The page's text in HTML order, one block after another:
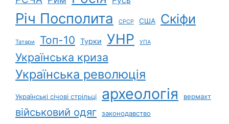
Річ Посполита СРСР США Скіфи
Татари Топ-10 Турки УНР УПА
Українська криза
Українська революція
Українські січові стрільці археологія вермахт
військовий одяг законодавство